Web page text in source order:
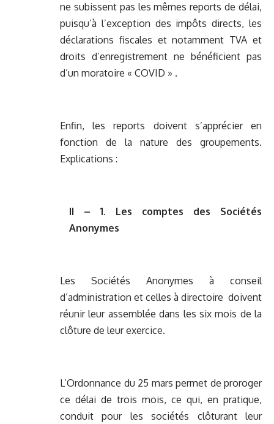
ne subissent pas les mêmes reports de délai,
puisqu’à l’exception des impôts directs, les
déclarations fiscales et notamment TVA et
droits d’enregistrement ne bénéficient pas
d’un moratoire « COVID » .
Enfin, les reports doivent s’apprécier en
fonction de la nature des groupements.
Explications :
II – 1. Les comptes des Sociétés
Anonymes
Les Sociétés Anonymes à conseil
d’administration et celles à directoire doivent
réunir leur assemblée dans les six mois de la
clôture de leur exercice.
L’Ordonnance du 25 mars permet de proroger
ce délai de trois mois, ce qui, en pratique,
conduit pour les sociétés clôturant leur